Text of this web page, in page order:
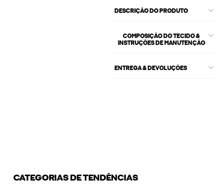
DESCRIÇÃO DO PRODUTO
COMPOSIÇÃO DO TECIDO &
INSTRUÇÕES DE MANUTENÇÃO
ENTREGA & DEVOLUÇÕES
CATEGORIAS DE TENDÊNCIAS